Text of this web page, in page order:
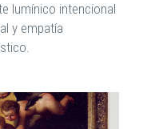
lumínico intencional
y empatía